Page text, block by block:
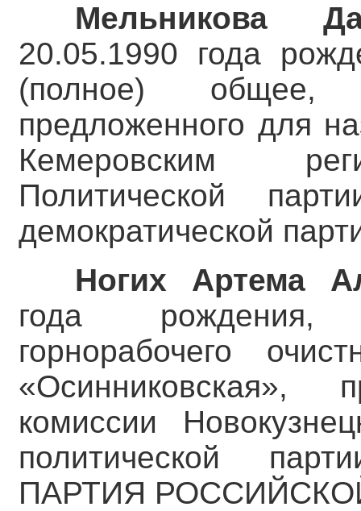
Мельникова
20.05.1990 года
(полное)
предложенного для
Кемеровским
Политической
демократической
Ногих Артема
года рождения,
горнорабочего
«Осинниковская»,
комиссии
политической
ПАРТИЯ